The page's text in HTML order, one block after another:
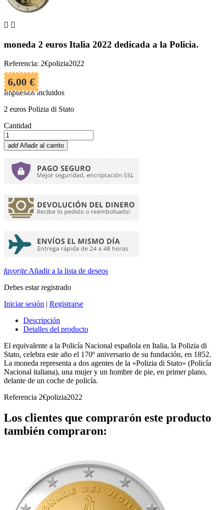
 
moneda 2 euros Italia 2022 dedicada a la Policia.
Referencia: 2€polizia2022
6,00 €
Impuestos incluidos
2 euros Polizia di Stato
Cantidad
add Añadir al carrito
favorite Añadir a la lista de deseos
Debes estar registrado
Iniciar sesión | Registrarse
Descripción
Detalles del producto
El equivalente a la Policía Nacional española en Italia, la Polizia di
Stato, celebra este año el 170º aniversario de su fundación, en 1852.
La moneda representa a dos agentes de la «Polizia di Stato» (Policía
Nacional italiana), una mujer y un hombre de pie, en primer plano,
delante de un coche de policía.
Referencia 2€polizia2022
Los clientes que comprarón este producto
también compraron: